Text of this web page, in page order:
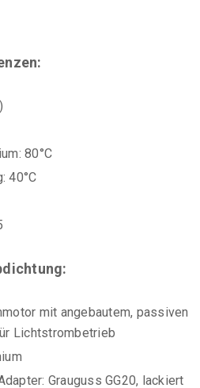
80°C
40°C
mit angebautem, passiven
Lichtstrombetrieb
Grauguss GG20, lackiert